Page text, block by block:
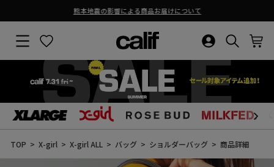
テ
に
ス
ラ
イ
ョ
ー
を
止
め
る
熊本地震の影響による商品お届けについて
サイトナビゲーション
お気に入り ログイン・新
検索結果
TOP X-girl X-girl ALL バッグ ショルダーバッグ 商品詳細